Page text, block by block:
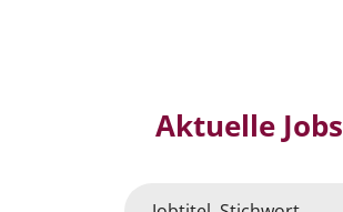
Aktuelle Jobs